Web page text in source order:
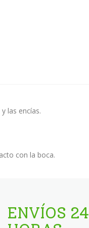
las encías.
con la boca.
ENVÍOS 24